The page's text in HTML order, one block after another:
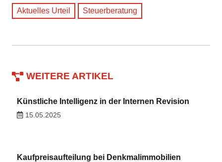
Aktuelles Urteil Steuerberatung
WEITERE ARTIKEL
Künstliche Intelligenz in der Internen Revision
15.05.2025
Kaufpreisaufteilung bei Denkmalimmobilien